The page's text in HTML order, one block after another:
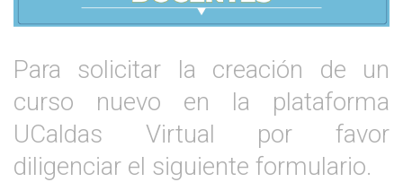
Para solicitar la creación de un
curso nuevo en la plataforma
UCaldas Virtual por favor
diligenciar el siguiente formulario.